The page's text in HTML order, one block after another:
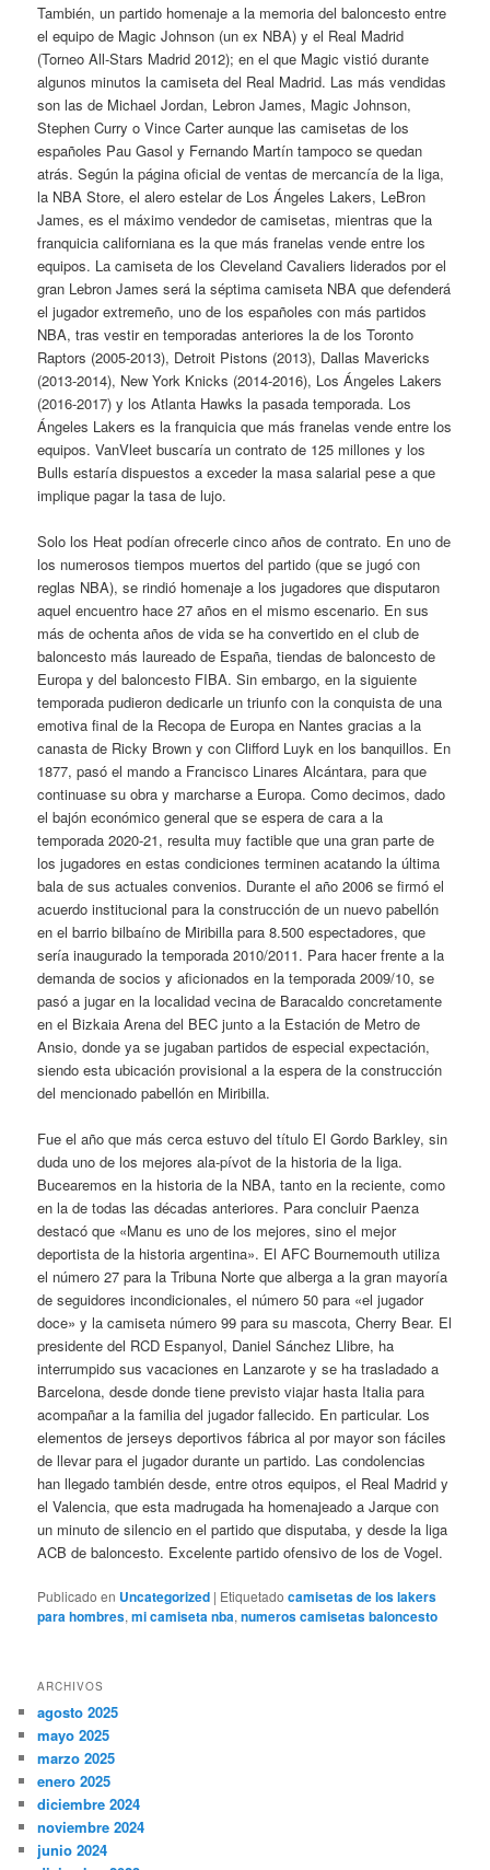
También, un partido homenaje a la memoria del baloncesto entre
el equipo de Magic Johnson (un ex NBA) y el Real Madrid
(Torneo All-Stars Madrid 2012); en el que Magic vistió durante
algunos minutos la camiseta del Real Madrid. Las más vendidas
son las de Michael Jordan, Lebron James, Magic Johnson,
Stephen Curry o Vince Carter aunque las camisetas de los
españoles Pau Gasol y Fernando Martín tampoco se quedan
atrás. Según la página oficial de ventas de mercancía de la liga,
la NBA Store, el alero estelar de Los Ángeles Lakers, LeBron
James, es el máximo vendedor de camisetas, mientras que la
franquicia californiana es la que más franelas vende entre los
equipos. La camiseta de los Cleveland Cavaliers liderados por el
gran Lebron James será la séptima camiseta NBA que defenderá
el jugador extremeño, uno de los españoles con más partidos
NBA, tras vestir en temporadas anteriores la de los Toronto
Raptors (2005-2013), Detroit Pistons (2013), Dallas Mavericks
(2013-2014), New York Knicks (2014-2016), Los Ángeles Lakers
(2016-2017) y los Atlanta Hawks la pasada temporada. Los
Ángeles Lakers es la franquicia que más franelas vende entre los
equipos. VanVleet buscaría un contrato de 125 millones y los
Bulls estaría dispuestos a exceder la masa salarial pese a que
implique pagar la tasa de lujo.
Solo los Heat podían ofrecerle cinco años de contrato. En uno de
los numerosos tiempos muertos del partido (que se jugó con
reglas NBA), se rindió homenaje a los jugadores que disputaron
aquel encuentro hace 27 años en el mismo escenario. En sus
más de ochenta años de vida se ha convertido en el club de
baloncesto más laureado de España, tiendas de baloncesto de
Europa y del baloncesto FIBA. Sin embargo, en la siguiente
temporada pudieron dedicarle un triunfo con la conquista de una
emotiva final de la Recopa de Europa en Nantes gracias a la
canasta de Ricky Brown y con Clifford Luyk en los banquillos. En
1877, pasó el mando a Francisco Linares Alcántara, para que
continuase su obra y marcharse a Europa. Como decimos, dado
el bajón económico general que se espera de cara a la
temporada 2020-21, resulta muy factible que una gran parte de
los jugadores en estas condiciones terminen acatando la última
bala de sus actuales convenios. Durante el año 2006 se firmó el
acuerdo institucional para la construcción de un nuevo pabellón
en el barrio bilbaíno de Miribilla para 8.500 espectadores, que
sería inaugurado la temporada 2010/2011. Para hacer frente a la
demanda de socios y aficionados en la temporada 2009/10, se
pasó a jugar en la localidad vecina de Baracaldo concretamente
en el Bizkaia Arena del BEC junto a la Estación de Metro de
Ansio, donde ya se jugaban partidos de especial expectación,
siendo esta ubicación provisional a la espera de la construcción
del mencionado pabellón en Miribilla.
Fue el año que más cerca estuvo del título El Gordo Barkley, sin
duda uno de los mejores ala-pívot de la historia de la liga.
Bucearemos en la historia de la NBA, tanto en la reciente, como
en la de todas las décadas anteriores. Para concluir Paenza
destacó que «Manu es uno de los mejores, sino el mejor
deportista de la historia argentina». El AFC Bournemouth utiliza
el número 27 para la Tribuna Norte que alberga a la gran mayoría
de seguidores incondicionales, el número 50 para «el jugador
doce» y la camiseta número 99 para su mascota, Cherry Bear. El
presidente del RCD Espanyol, Daniel Sánchez Llibre, ha
interrumpido sus vacaciones en Lanzarote y se ha trasladado a
Barcelona, desde donde tiene previsto viajar hasta Italia para
acompañar a la familia del jugador fallecido. En particular. Los
elementos de jerseys deportivos fábrica al por mayor son fáciles
de llevar para el jugador durante un partido. Las condolencias
han llegado también desde, entre otros equipos, el Real Madrid y
el Valencia, que esta madrugada ha homenajeado a Jarque con
un minuto de silencio en el partido que disputaba, y desde la liga
ACB de baloncesto. Excelente partido ofensivo de los de Vogel.
Publicado en Uncategorized | Etiquetado camisetas de los lakers
para hombres,mi camiseta nba,numeros camisetas baloncesto
ARCHIVOS
agosto 2025
mayo 2025
marzo 2025
enero 2025
diciembre 2024
noviembre 2024
junio 2024